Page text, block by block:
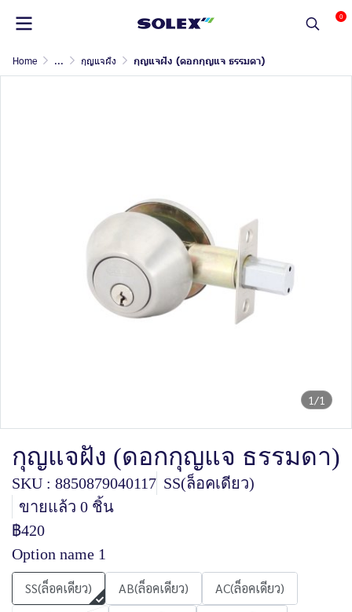
0
Home ... กุญแจฝัง กุญแจฝัง (ดอกกุญแจ ธรรมดา)
1/1
กุญแจฝัง (ดอกกุญแจ ธรรมดา)
SKU : 8850879040117 SS(ล็อคเดียว)
ขายแล้ว 0 ชิ้น
฿420
Option name 1
SS(ล็อคเดียว) AB(ล็อคเดียว)
AC(ล็อคเดียว)